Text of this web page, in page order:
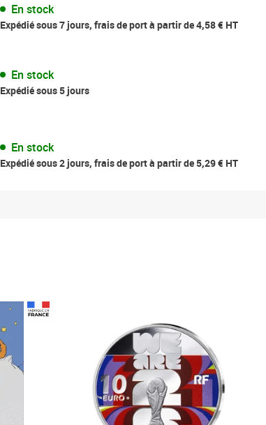
En stock
Expédié sous 7 jours, frais de port à partir de 4,58 € HT
En stock
Expédié sous 5 jours
En stock
Expédié sous 2 jours, frais de port à partir de 5,29 € HT